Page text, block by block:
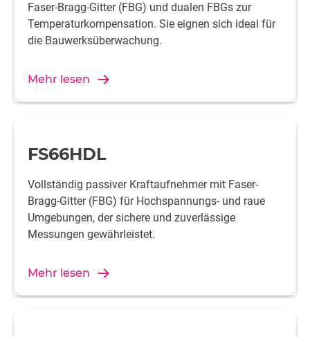
Faser-Bragg-Gitter (FBG) und dualen FBGs zur
Temperaturkompensation. Sie eignen sich ideal für
die Bauwerksüberwachung.
Mehr lesen
FS66HDL
Vollständig passiver Kraftaufnehmer mit Faser-
Bragg-Gitter (FBG) für Hochspannungs- und raue
Umgebungen, der sichere und zuverlässige
Messungen gewährleistet.
Mehr lesen